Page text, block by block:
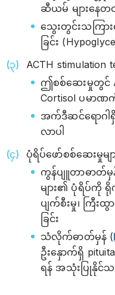
ဆီယမ် များနေ
သွေးတွင်းသကြာ
ခြင်း
ACTH stimulation
ဤစစ်ဆေးမှုတွင်
Cortisol ပမာဏ
အက်ဒီဆင်ရောဂါ
လာပါ
ပုံရိပ်ဖော်စစ်ဆေးမှုမျ
ကွန်ပျူတာဓာတ်မှ
များ၏ ပုံရိပ်ကို ရို
ပျက်စီးမှု၊ ကြီ
ခြင်း
သံလိုက်ဓာတ်မှန် (
ဦးနှောက်ရှိ
ရန် အသုံးပြုနိုင်